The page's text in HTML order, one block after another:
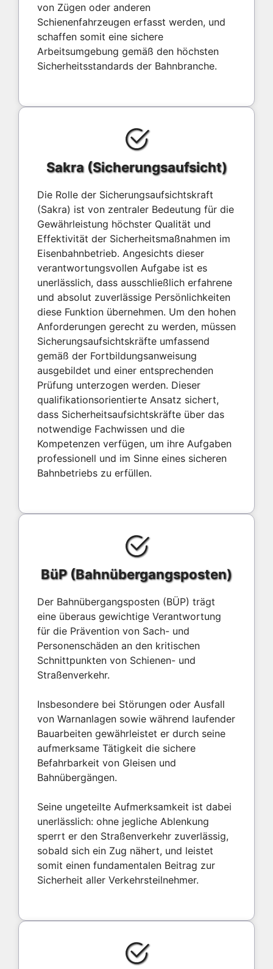
von Zügen oder anderen
Schienenfahrzeugen erfasst werden, und
schaffen somit eine sichere
Arbeitsumgebung gemäß den höchsten
Sicherheitsstandards der Bahnbranche.
Sakra (Sicherungsaufsicht)
Die Rolle der Sicherungsaufsichtskraft
(Sakra) ist von zentraler Bedeutung für die
Gewährleistung höchster Qualität und
Effektivität der Sicherheitsmaßnahmen im
Eisenbahnbetrieb. Angesichts dieser
verantwortungsvollen Aufgabe ist es
unerlässlich, dass ausschließlich erfahrene
und absolut zuverlässige Persönlichkeiten
diese Funktion übernehmen. Um den hohen
Anforderungen gerecht zu werden, müssen
Sicherungsaufsichtskräfte umfassend
gemäß der Fortbildungsanweisung
ausgebildet und einer entsprechenden
Prüfung unterzogen werden. Dieser
qualifikationsorientierte Ansatz sichert,
dass Sicherheitsaufsichtskräfte über das
notwendige Fachwissen und die
Kompetenzen verfügen, um ihre Aufgaben
professionell und im Sinne eines sicheren
Bahnbetriebs zu erfüllen.
BüP (Bahnübergangsposten)
Der Bahnübergangsposten (BÜP) trägt
eine überaus gewichtige Verantwortung
für die Prävention von Sach- und
Personenschäden an den kritischen
Schnittpunkten von Schienen- und
Straßenverkehr.
Insbesondere bei Störungen oder Ausfall
von Warnanlagen sowie während laufender
Bauarbeiten gewährleistet er durch seine
aufmerksame Tätigkeit die sichere
Befahrbarkeit von Gleisen und
Bahnübergängen.
Seine ungeteilte Aufmerksamkeit ist dabei
unerlässlich: ohne jegliche Ablenkung
sperrt er den Straßenverkehr zuverlässig,
sobald sich ein Zug nähert, und leistet
somit einen fundamentalen Beitrag zur
Sicherheit aller Verkehrsteilnehmer.